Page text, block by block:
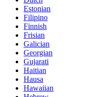
Estonian
Filipino
Finnish
Frisian
Galician
Georgian
Gujarati
Haitian
Hausa
Hawaiian